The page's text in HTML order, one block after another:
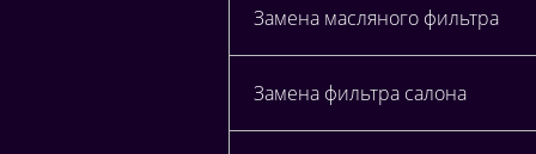
Замена масляного фильтра
Замена фильтра салона